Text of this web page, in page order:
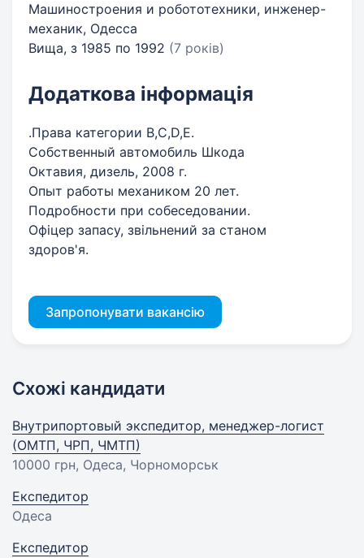
Машиностроения и робототехники, инженер-
механик, Одесса
Вища, з 1985 по 1992 (7 років)
Додаткова інформація
.Права категории B,C,D,E.
Собственный автомобиль Шкода
Октавия, дизель, 2008 г.
Опыт работы механиком 20 лет.
Подробности при собеседовании.
Офіцер запасу, звільнений за станом
здоров'я.
Запропонувати вакансію
Схожі кандидати
Внутрипортовый экспедитор, менеджер-логист
(ОМТП, ЧРП, ЧМТП)
10000 грн, Одеса, Чорноморськ
Експедитор
Одеса
Експедитор